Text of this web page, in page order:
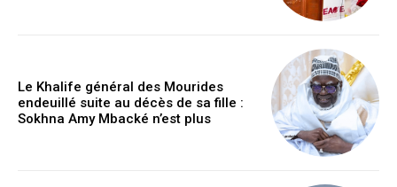
Le Khalife général des Mourides
endeuillé suite au décès de sa fille :
Sokhna Amy Mbacké n’est plus